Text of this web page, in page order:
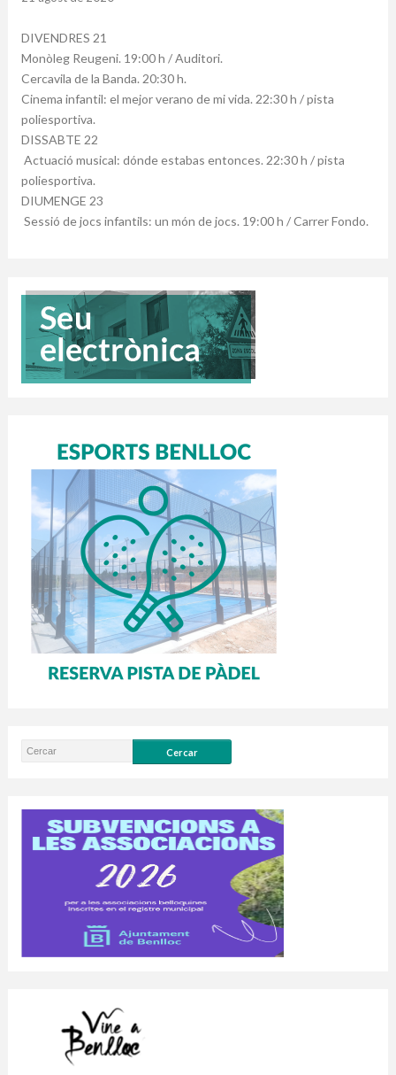
DIVENDRES 21
Monòleg Reugeni. 19:00 h / Auditori.
Cercavila de la Banda. 20:30 h.
Cinema infantil: el mejor verano de mi vida. 22:30 h / pista
poliesportiva.
DISSABTE 22
Actuació musical: dónde estabas entonces. 22:30 h / pista
poliesportiva.
DIUMENGE 23
Sessió de jocs infantils: un món de jocs. 19:00 h / Carrer Fondo.